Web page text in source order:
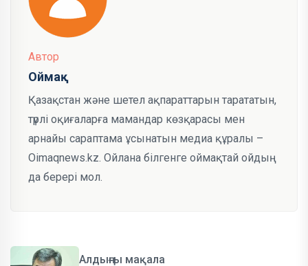
Автор
Оймақ
Қазақстан және шетел ақпараттарын тарататын,
түрлі оқиғаларға мамандар көзқарасы мен
арнайы сараптама ұсынатын медиа құралы –
Oimaqnews.kz. Ойлана білгенге оймақтай ойдың
да берері мол.
Алдыңғы мақала